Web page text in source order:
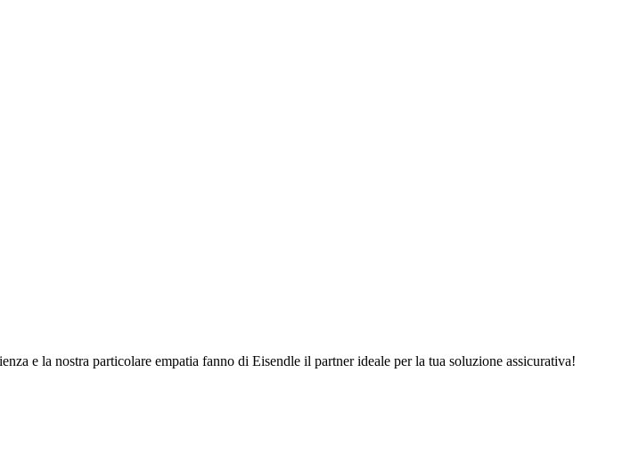
e la nostra particolare empatia fanno di Eisendle il partner ideale per la tua soluzione assicurativa!